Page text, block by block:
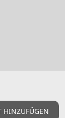
HINZUFÜGEN